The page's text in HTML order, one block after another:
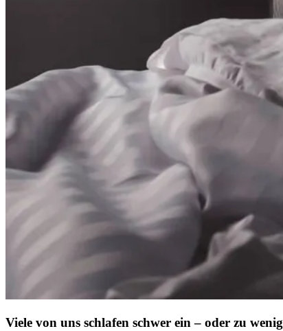
Viele von uns schlafen schwer ein – oder zu wenig